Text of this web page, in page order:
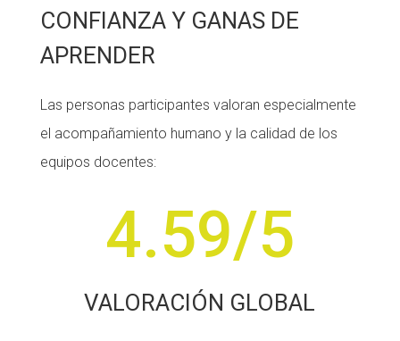
CONFIANZA Y GANAS DE
APRENDER
Las personas participantes valoran especialmente
el acompañamiento humano y la calidad de los
equipos docentes:
4.59/5
VALORACIÓN GLOBAL